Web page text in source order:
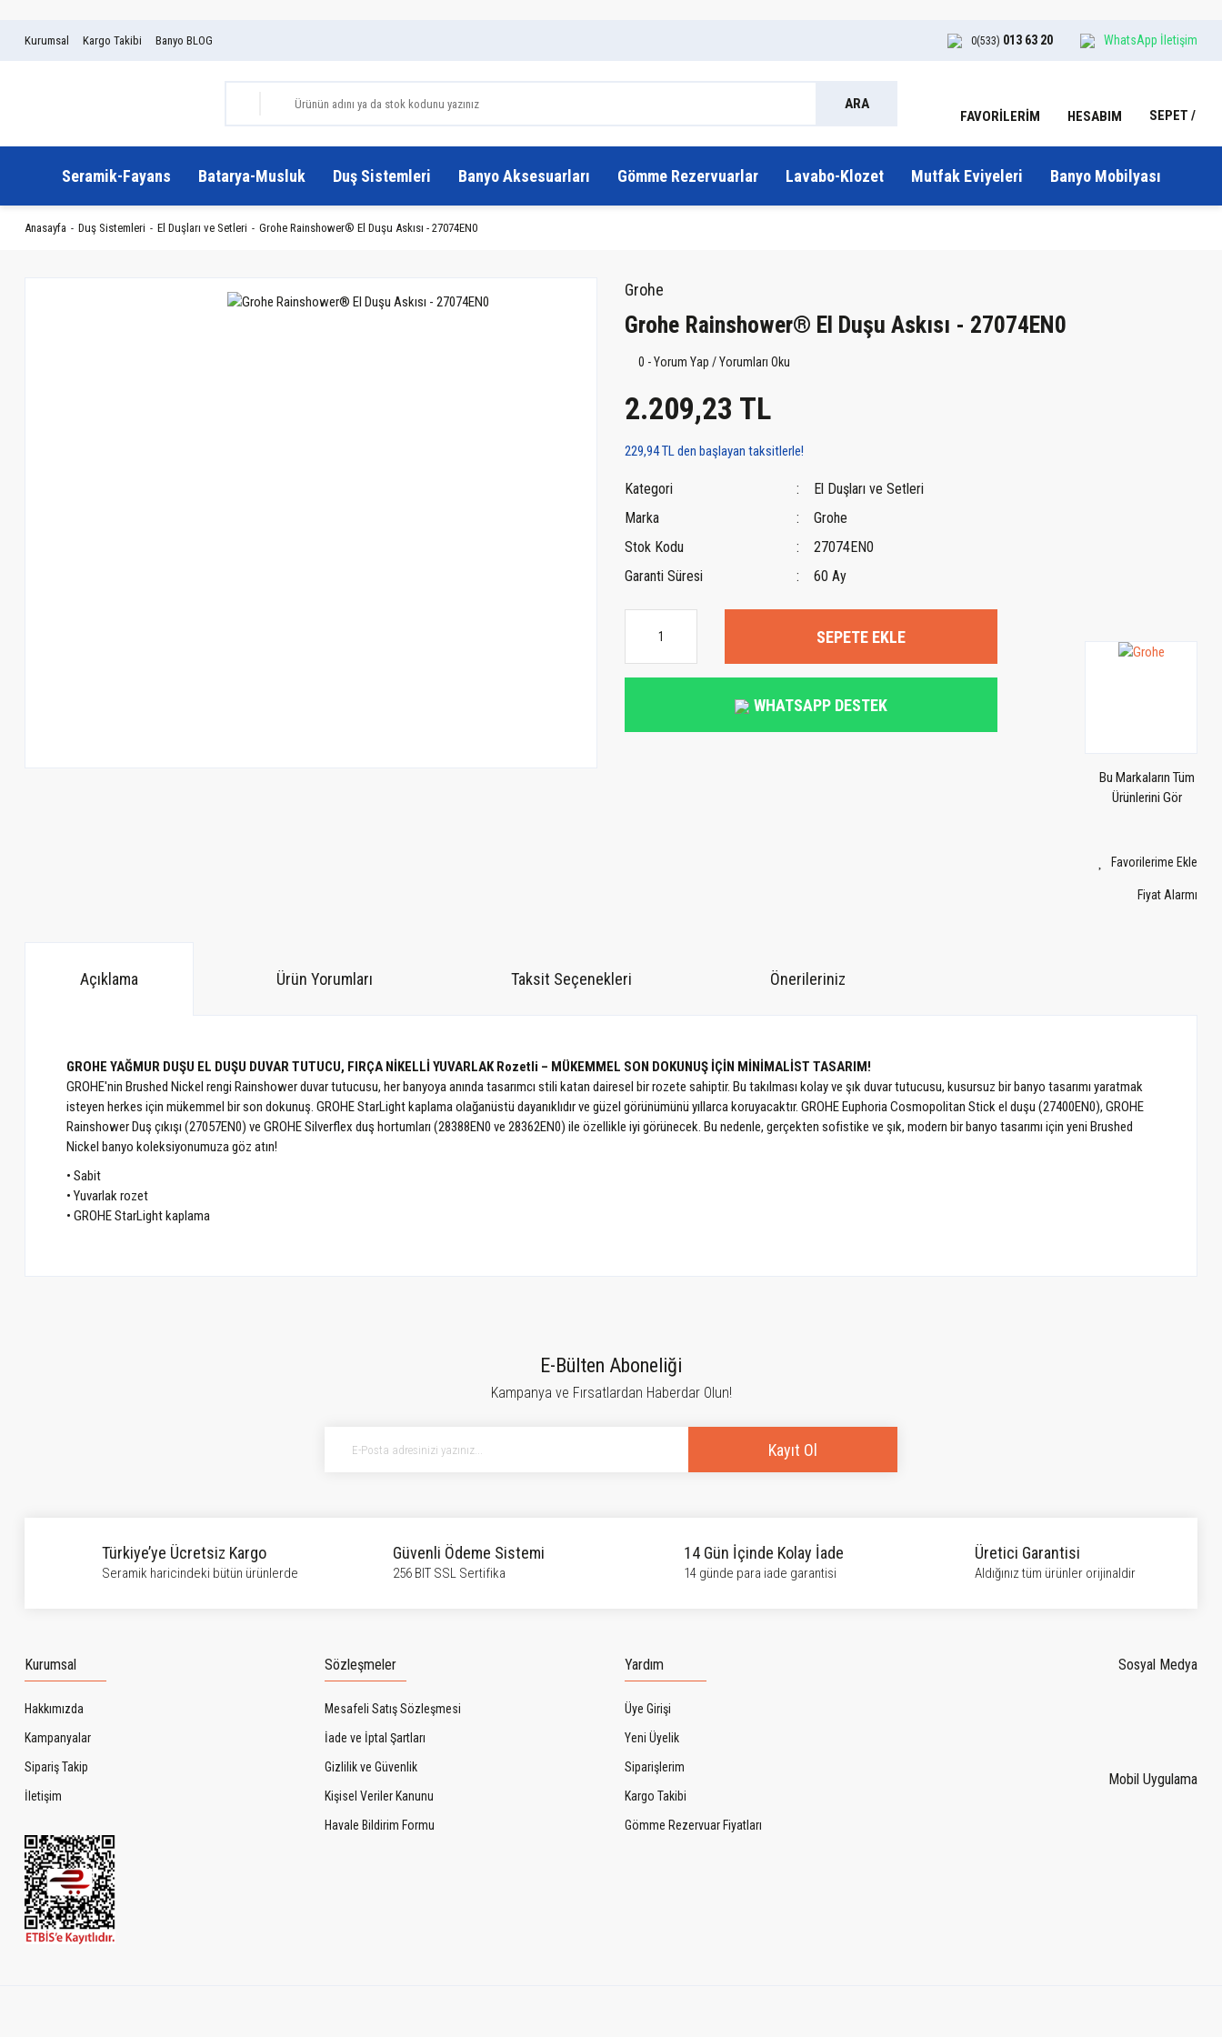
Kurumsal Kargo Takibi Banyo BLOG 0(533) 013 63 20 WhatsApp İletişim
ARA
FAVORİLERİM HESABIM SEPET
Seramik-Fayans Batarya-Musluk Duş Sistemleri Banyo Aksesuarları Gömme Rezervuarlar Lavabo-Klozet Mutfak Eviyeleri Banyo Mobilyası
Anasayfa Duş Sistemleri El Duşları ve Setleri Grohe Rainshower® El Duşu Askısı - 27074EN0
Grohe
Grohe Rainshower® El Duşu Askısı - 27074EN0
0 - Yorum Yap / Yorumları Oku
2.209,23 TL
229,94 TL den başlayan taksitlerle!
Kategori
El Duşları ve Setleri
Marka
Grohe
Stok Kodu
27074EN0
Garanti Süresi
60 Ay
SEPETE EKLE
WHATSAPP DESTEK
Bu Markaların Tüm
Ürünlerini Gör
Fiyat Alarmı
Açıklama Ürün Yorumları Taksit Seçenekleri Önerileriniz
GROHE YAĞMUR DUŞU EL DUŞU DUVAR TUTUCU, FIRÇA NİKELLİ YUVARLAK Rozetli – MÜKEMMEL SON DOKUNUŞ İÇİN MİNİMALİST TASARIM!
GROHE'nin Brushed Nickel rengi Rainshower duvar tutucusu, her banyoya anında tasarımcı stili katan dairesel bir rozete sahiptir. Bu takılması kolay ve şık duvar tutucusu, kusursuz bir banyo tasarımı yaratmak
isteyen herkes için mükemmel bir son dokunuş. GROHE StarLight kaplama olağanüstü dayanıklıdır ve güzel görünümünü yıllarca koruyacaktır. GROHE Euphoria Cosmopolitan Stick el duşu (27400EN0), GROHE
Rainshower Duş çıkışı (27057EN0) ve GROHE Silverflex duş hortumları (28388EN0 ve 28362EN0) ile özellikle iyi görünecek. Bu nedenle, gerçekten sofistike ve şık, modern bir banyo tasarımı için yeni Brushed
Nickel banyo koleksiyonumuza göz atın!
• Sabit
• Yuvarlak rozet
• GROHE StarLight kaplama
Bu ürüne ilk yorumu siz yapın!
E-Bülten Aboneliği
Kampanya ve Fırsatlardan Haberdar Olun!
Kayıt Ol
Türkiye’ye Ücretsiz Kargo
Seramik haricindeki bütün ürünlerde
Güvenli Ödeme Sistemi
256 BIT SSL Sertifika
14 Gün İçinde Kolay İade
14 günde para iade garantisi
Üretici Garantisi
Aldığınız tüm ürünler orijinaldir
Kurumsal
Hakkımızda
Kampanyalar
Sipariş Takip
İletişim
Sözleşmeler
Mesafeli Satış Sözleşmesi
İade ve İptal Şartları
Gizlilik ve Güvenlik
Kişisel Veriler Kanunu
Havale Bildirim Formu
Yardım
Üye Girişi
Yeni Üyelik
Siparişlerim
Kargo Takibi
Gömme Rezervuar Fiyatları
Sosyal Medya
Mobil Uygulama